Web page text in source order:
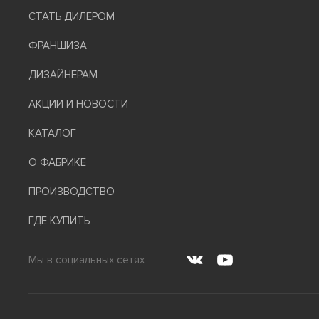
СТАТЬ ДИЛЕРОМ
ФРАНШИЗА
ДИЗАЙНЕРАМ
АКЦИИ И НОВОСТИ
КАТАЛОГ
О ФАБРИКЕ
ПРОИЗВОДСТВО
ГДЕ КУПИТЬ
Мы в социальных сетях